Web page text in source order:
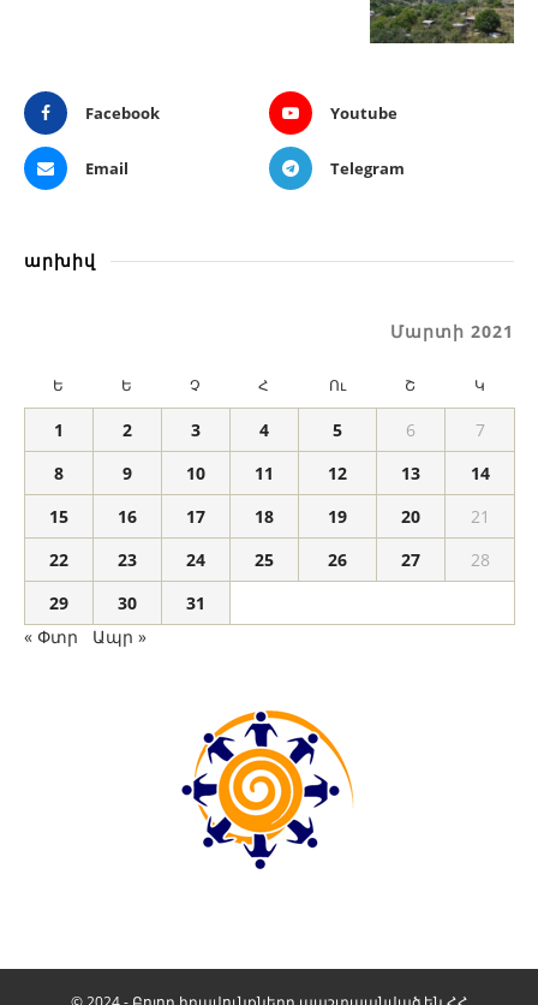
Facebook Youtube
Email Telegram
արխիվ
Մարտի 2021
Ե Ե Չ Հ Ու Շ Կ
1 2 3 4 5 6
7
8
9 10 11 12 13
14
15
16 17 18 19 20
21
22
23 24 25 26 27
28
29
30
31
« Փտր
Ապր »